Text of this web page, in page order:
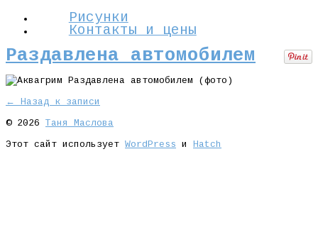
Рисунки
Контакты и цены
Раздавлена автомобилем
← Назад к записи
© 2026 Таня Маслова
Этот сайт использует WordPress и Hatch